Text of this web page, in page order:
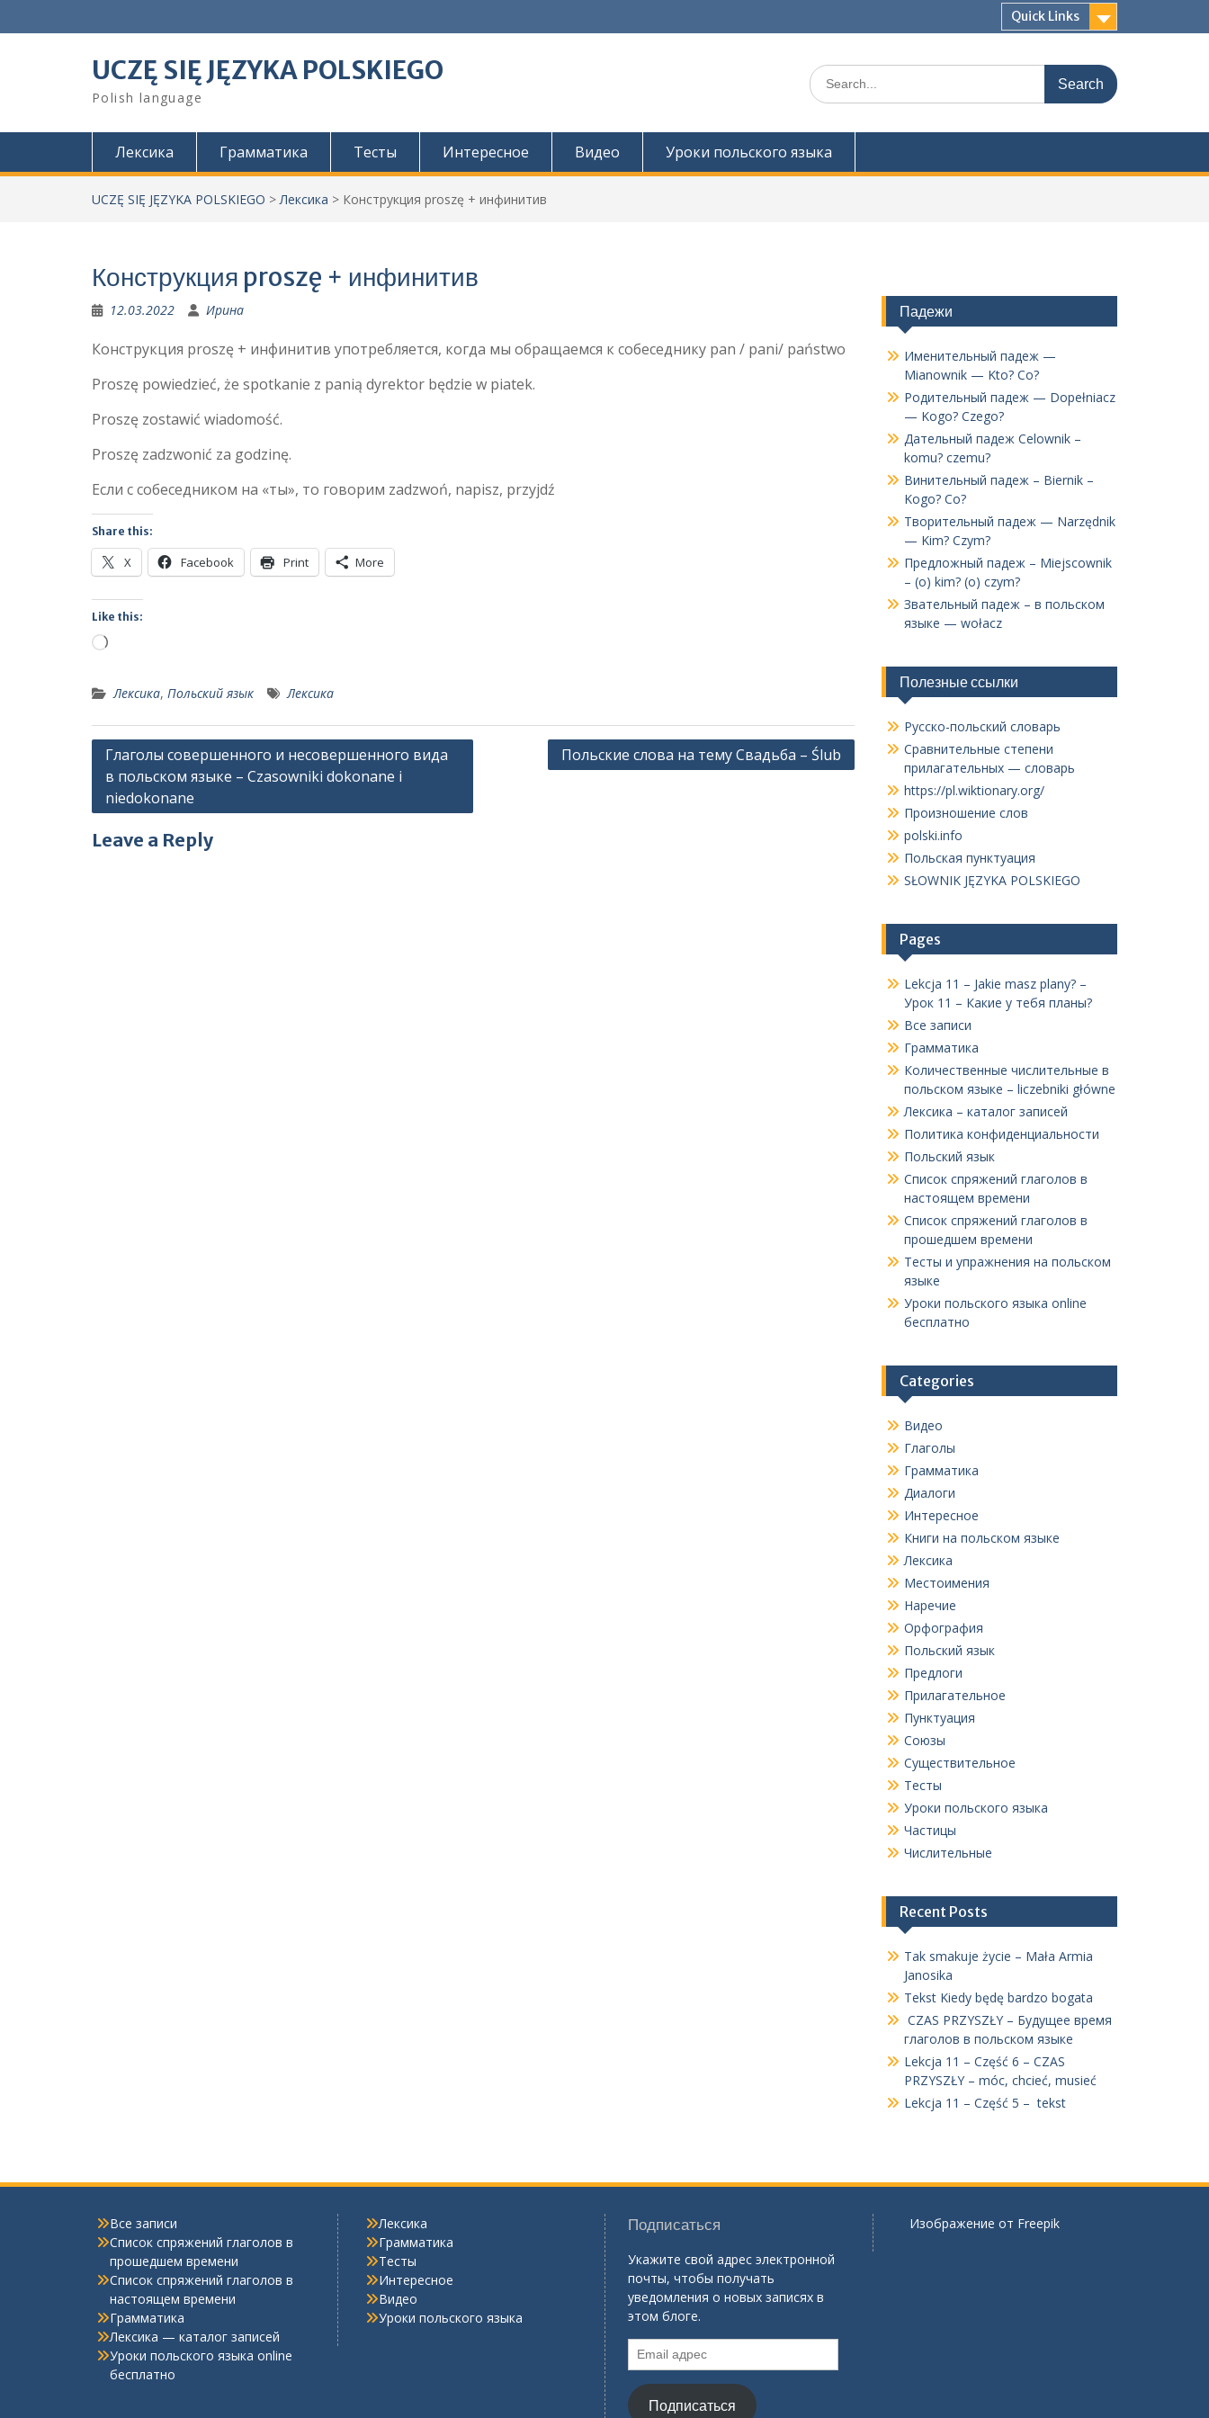
Quick Links
UCZĘ SIĘ JĘZYKA POLSKIEGO
Polish language
Search
for:
Лексика Грамматика Тесты Интересное Видео Уроки польского языка
UCZĘ SIĘ JĘZYKA POLSKIEGO >Лексика > Конструкция proszę + инфинитив
Конструкция proszę + инфинитив
12.03.2022 Ирина
Конструкция proszę + инфинитив употребляется, когда мы обращаемся к собеседнику pan / pani/ państwo
Proszę powiedzieć, że spotkanie z panią dyrektor będzie w piatek.
Proszę zostawić wiadomość.
Proszę zadzwonić za godzinę.
Если с собеседником на «ты», то говорим zadzwoń, napisz, przyjdź
Share this:
X Facebook Print More
Like this:
Loading…
Лексика, Польский язык Лексика
Post
navigation
Глаголы совершенного и несовершенного вида
в польском языке – Czasowniki dokonane i
niedokonane
Польские слова на тему Свадьба – Ślub
Leave a Reply
Падежи
Именительный падеж —
Mianownik — Kto? Co?
Родительный падеж — Dopełniacz
— Kogo? Czego?
Дательный падеж Celownik –
komu? czemu?
Винительный падеж – Biernik –
Kogo? Co?
Творительный падеж — Narzędnik
— Kim? Czym?
Предложный падеж – Miejscownik
– (o) kim? (o) czym?
Звательный падеж – в польском
языке — wołacz
Полезные ссылки
Русско-польский словарь
Сравнительные степени
прилагательных — словарь
https://pl.wiktionary.org/
Произношение слов
polski.info
Польская пунктуация
SŁOWNIK JĘZYKA POLSKIEGO
Pages
Lekcja 11 – Jakie masz plany? –
Урок 11 – Какие у тебя планы?
Все записи
Грамматика
Количественные числительные в
польском языке – liczebniki główne
Лексика – каталог записей
Политика конфиденциальности
Польский язык
Список спряжений глаголов в
настоящем времени
Список спряжений глаголов в
прошедшем времени
Тесты и упражнения на польском
языке
Уроки польского языка online
бесплатно
Categories
Видео
Глаголы
Грамматика
Диалоги
Интересное
Книги на польском языке
Лексика
Местоимения
Наречие
Орфография
Польский язык
Предлоги
Прилагательное
Пунктуация
Союзы
Существительное
Тесты
Уроки польского языка
Частицы
Числительные
Recent Posts
Tak smakuje życie – Mała Armia
Janosika
Tekst Kiedy będę bardzo bogata
CZAS PRZYSZŁY – Будущее время
глаголов в польском языке
Lekcja 11 – Część 6 – CZAS
PRZYSZŁY – móc, chcieć, musieć
Lekcja 11 – Część 5 – tekst
Все записи
Список спряжений глаголов в
прошедшем времени
Список спряжений глаголов в
настоящем времени
Грамматика
Лексика — каталог записей
Уроки польского языка online
бесплатно
Лексика
Грамматика
Тесты
Интересное
Видео
Уроки польского языка
Подписаться
Укажите свой адрес электронной
почты, чтобы получать
уведомления о новых записях в
этом блоге.
Email
адрес
Подписаться
Изображение от Freepik